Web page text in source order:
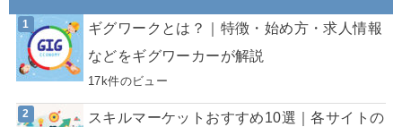
ギグワークとは？｜特徴・始め方・求人情報
などをギグワーカーが解説
17k件のビュー
スキルマーケットおすすめ10選｜各サイトの